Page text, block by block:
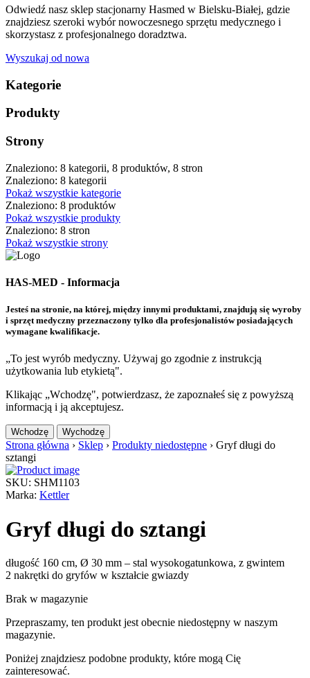
Odwiedź nasz sklep stacjonarny Hasmed w Bielsku-Białej, gdzie
znajdziesz szeroki wybór nowoczesnego sprzętu medycznego i
skorzystasz z profesjonalnego doradztwa.
Wyszukaj od nowa
Kategorie
Produkty
Strony
Znaleziono: 8 kategorii, 8 produktów, 8 stron
Znaleziono: 8 kategorii
Pokaż wszystkie kategorie
Znaleziono: 8 produktów
Pokaż wszystkie produkty
Znaleziono: 8 stron
Pokaż wszystkie strony
HAS-MED - Informacja
Jesteś na stronie, na której, między innymi produktami, znajdują się wyroby
i sprzęt medyczny przeznaczony tylko dla profesjonalistów posiadających
wymagane kwalifikacje.
„To jest wyrób medyczny. Używaj go zgodnie z instrukcją
użytkowania lub etykietą".
Klikając „Wchodzę", potwierdzasz, że zapoznałeś się z powyższą
informacją i ją akceptujesz.
Wchodzę Wychodzę
Strona główna › Sklep › Produkty niedostępne › Gryf długi do
sztangi
SKU: SHM1103
Marka: Kettler
Gryf długi do sztangi
długość 160 cm, Ø 30 mm – stal wysokogatunkowa, z gwintem
2 nakrętki do gryfów w kształcie gwiazdy
Brak w magazynie
Przepraszamy, ten produkt jest obecnie niedostępny w naszym
magazynie.
Poniżej znajdziesz podobne produkty, które mogą Cię
zainteresować.